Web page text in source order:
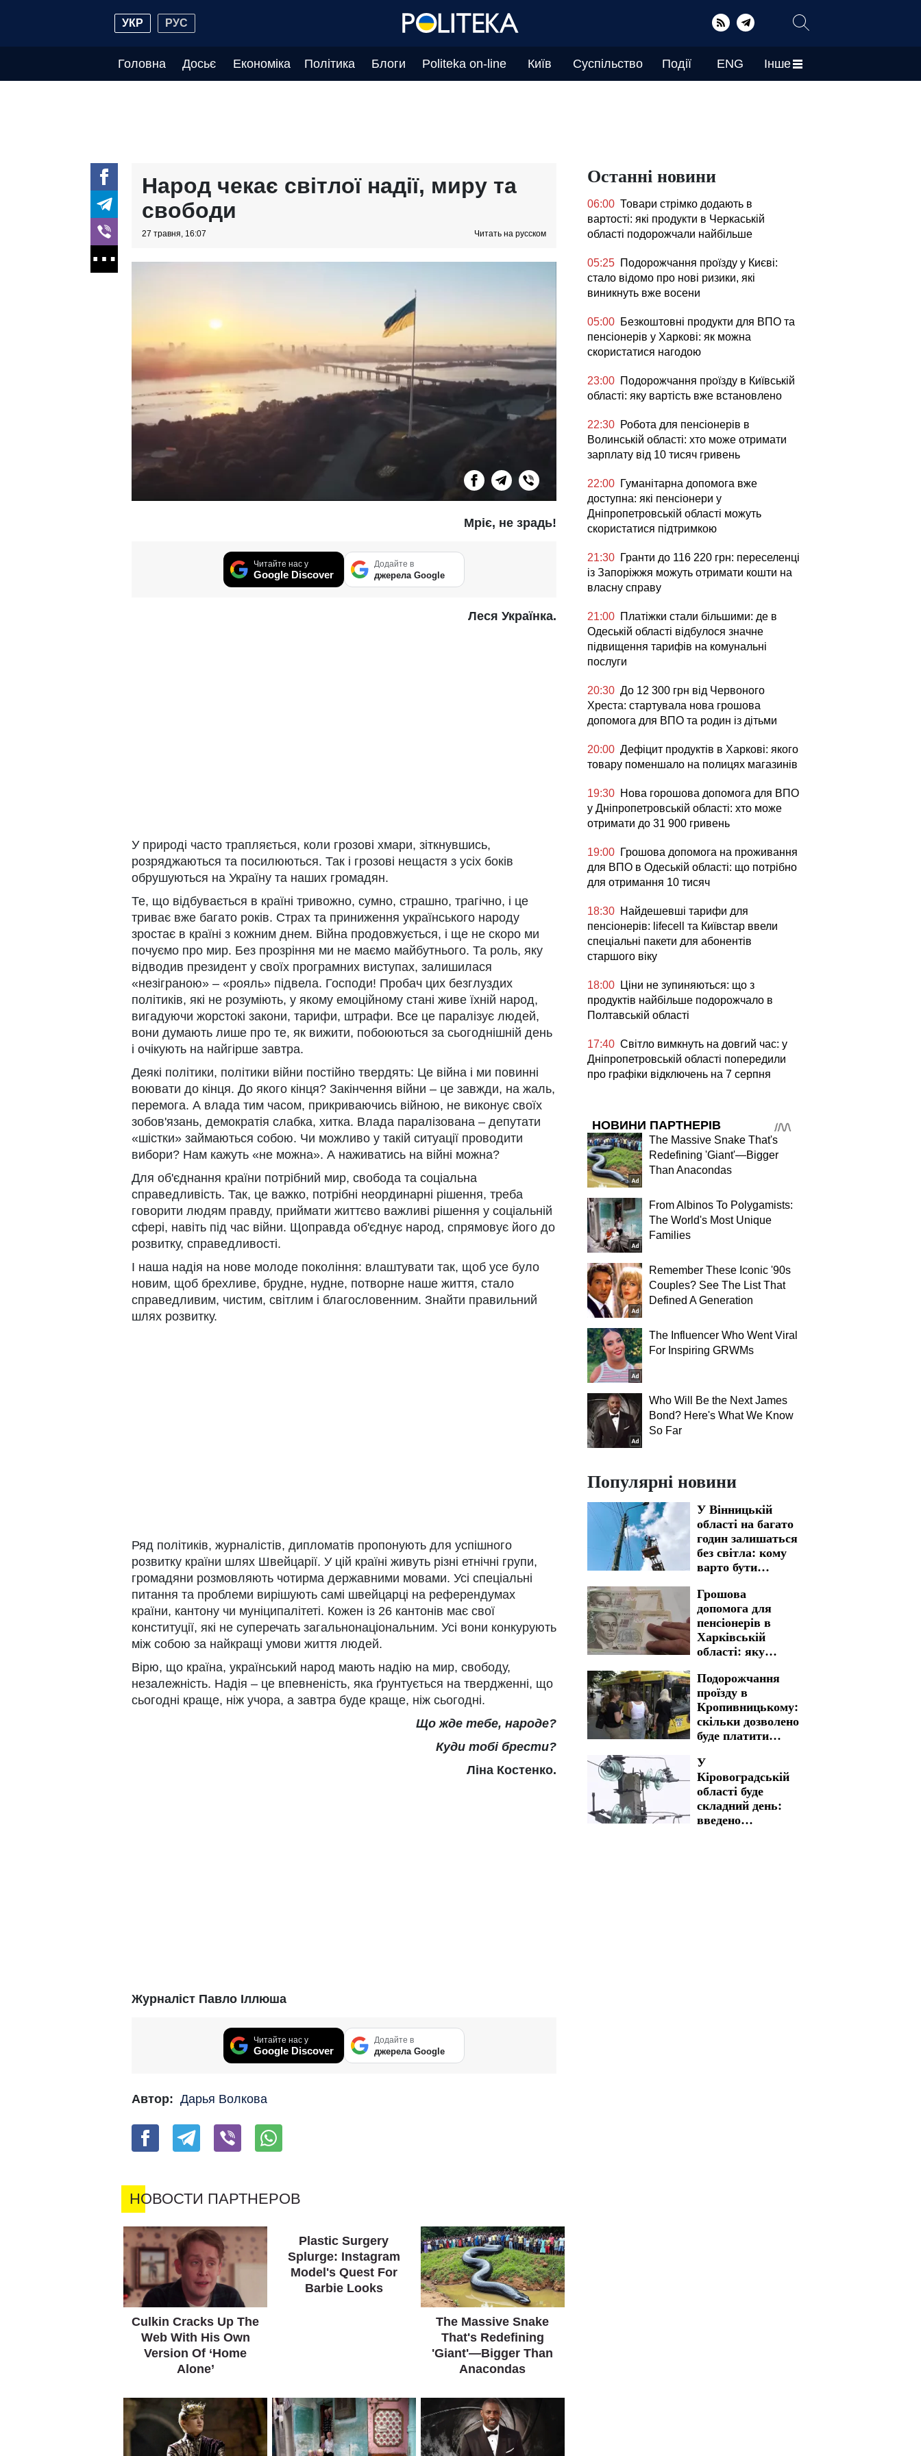
УКР РУС
Головна Досьє Економіка Політика Блоги Politeka on-line Київ Суспільство Події ENG Інше
Народ чекає світлої надії, миру та
свободи
27 травня, 16:07 Читать на русском
Мріє, не зрадь!
Читайте нас у
Google Discover
Додайте в
джерела Google
Леся Українка.
У природі часто трапляється, коли грозові хмари, зіткнувшись,
розряджаються та посилюються. Так і грозові нещастя з усіх боків
обрушуються на Україну та наших громадян.
Те, що відбувається в країні тривожно, сумно, страшно, трагічно, і це
триває вже багато років. Страх та приниження українського народу
зростає в країні з кожним днем. Війна продовжується, і ще не скоро ми
почуємо про мир. Без прозріння ми не маємо майбутнього. Та роль, яку
відводив президент у своїх програмних виступах, залишилася
«незіграною» – «рояль» підвела. Господи! Пробач цих безглуздих
політиків, які не розуміють, у якому емоційному стані живе їхній народ,
вигадуючи жорстокі закони, тарифи, штрафи. Все це паралізує людей,
вони думають лише про те, як вижити, побоюються за сьогоднішній день
і очікують на найгірше завтра.
Деякі політики, політики війни постійно твердять: Це війна і ми повинні
воювати до кінця. До якого кінця? Закінчення війни – це завжди, на жаль,
перемога. А влада тим часом, прикриваючись війною, не виконує своїх
зобов'язань, демократія слабка, хитка. Влада паралізована – депутати
«шістки» займаються собою. Чи можливо у такій ситуації проводити
вибори? Нам кажуть «не можна». А наживатись на війні можна?
Для об'єднання країни потрібний мир, свобода та соціальна
справедливість. Так, це важко, потрібні неординарні рішення, треба
говорити людям правду, приймати життєво важливі рішення у соціальній
сфері, навіть під час війни. Щоправда об'єднує народ, спрямовує його до
розвитку, справедливості.
І наша надія на нове молоде покоління: влаштувати так, щоб усе було
новим, щоб брехливе, брудне, нудне, потворне наше життя, стало
справедливим, чистим, світлим і благословенним. Знайти правильний
шлях розвитку.
Ряд політиків, журналістів, дипломатів пропонують для успішного
розвитку країни шлях Швейцарії. У цій країні живуть різні етнічні групи,
громадяни розмовляють чотирма державними мовами. Усі спеціальні
питання та проблеми вирішують самі швейцарці на референдумах
країни, кантону чи муніципалітеті. Кожен із 26 кантонів має свої
конституції, які не суперечать загальнонаціональним. Усі вони конкурують
між собою за найкращі умови життя людей.
Вірю, що країна, український народ мають надію на мир, свободу,
незалежність. Надія – це впевненість, яка ґрунтується на твердженні, що
сьогодні краще, ніж учора, а завтра буде краще, ніж сьогодні.
Що жде тебе, народе?
Куди тобі брести?
Ліна Костенко.
Журналіст Павло Іллюша
Читайте нас у
Google Discover
Додайте в
джерела Google
Автор: Дарья Волкова
Останні новини
06:00 Товари стрімко додають в
вартості: які продукти в Черкаській
області подорожчали найбільше
05:25 Подорожчання проїзду у Києві:
стало відомо про нові ризики, які
виникнуть вже восени
05:00 Безкоштовні продукти для ВПО та
пенсіонерів у Харкові: як можна
скористатися нагодою
23:00 Подорожчання проїзду в Київській
області: яку вартість вже встановлено
22:30 Робота для пенсіонерів в
Волинській області: хто може отримати
зарплату від 10 тисяч гривень
22:00 Гуманітарна допомога вже
доступна: які пенсіонери у
Дніпропетровській області можуть
скористатися підтримкою
21:30 Гранти до 116 220 грн: переселенці
із Запоріжжя можуть отримати кошти на
власну справу
21:00 Платіжки стали більшими: де в
Одеській області відбулося значне
підвищення тарифів на комунальні
послуги
20:30 До 12 300 грн від Червоного
Хреста: стартувала нова грошова
допомога для ВПО та родин із дітьми
20:00 Дефіцит продуктів в Харкові: якого
товару поменшало на полицях магазинів
19:30 Нова горошова допомога для ВПО
у Дніпропетровській області: хто може
отримати до 31 900 гривень
19:00 Грошова допомога на проживання
для ВПО в Одеській області: що потрібно
для отримання 10 тисяч
18:30 Найдешевші тарифи для
пенсіонерів: lifecell та Київстар ввели
спеціальні пакети для абонентів
старшого віку
18:00
Ціни не зупиняються: що з
продуктів найбільше подорожчало в
Полтавській області
17:40 Світло вимкнуть на довгий час: у
Дніпропетровській області попередили
про графіки відключень на 7 серпня
НОВИНИ ПАРТНЕРІВ
The Massive Snake That's
Redefining 'Giant'—Bigger
Than Anacondas
From Albinos To Polygamists:
The World's Most Unique
Families
Remember These Iconic '90s
Couples? See The List That
Defined A Generation
The Influencer Who Went Viral
For Inspiring GRWMs
Who Will Be the Next James
Bond? Here's What We Know
So Far
Популярні новини
У Вінницькій
області на багато
годин залишаться
без світла: кому
варто бути
графіків
відключення на 7
серпня
Грошова
допомога для
пенсіонерів в
Харківській
області: яку
необхідно пройти
для отримання
виплат
Подорожчання
проїзду в
Кропивницькому:
скільки дозволено
буде платити
У
Кіровоградській
області буде
складний день:
введено